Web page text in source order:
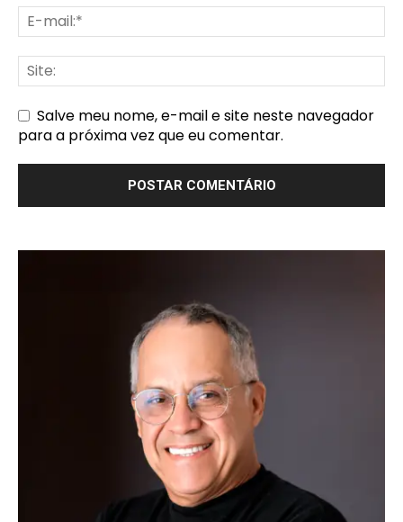
Salve meu nome, e-mail e site neste navegador
para a próxima vez que eu comentar.